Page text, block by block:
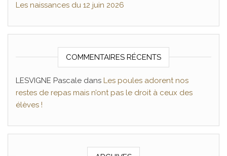
Les naissances du 12 juin 2026
COMMENTAIRES RÉCENTS
LESVIGNE Pascale dans Les poules adorent nos
restes de repas mais n’ont pas le droit à ceux des
élèves !